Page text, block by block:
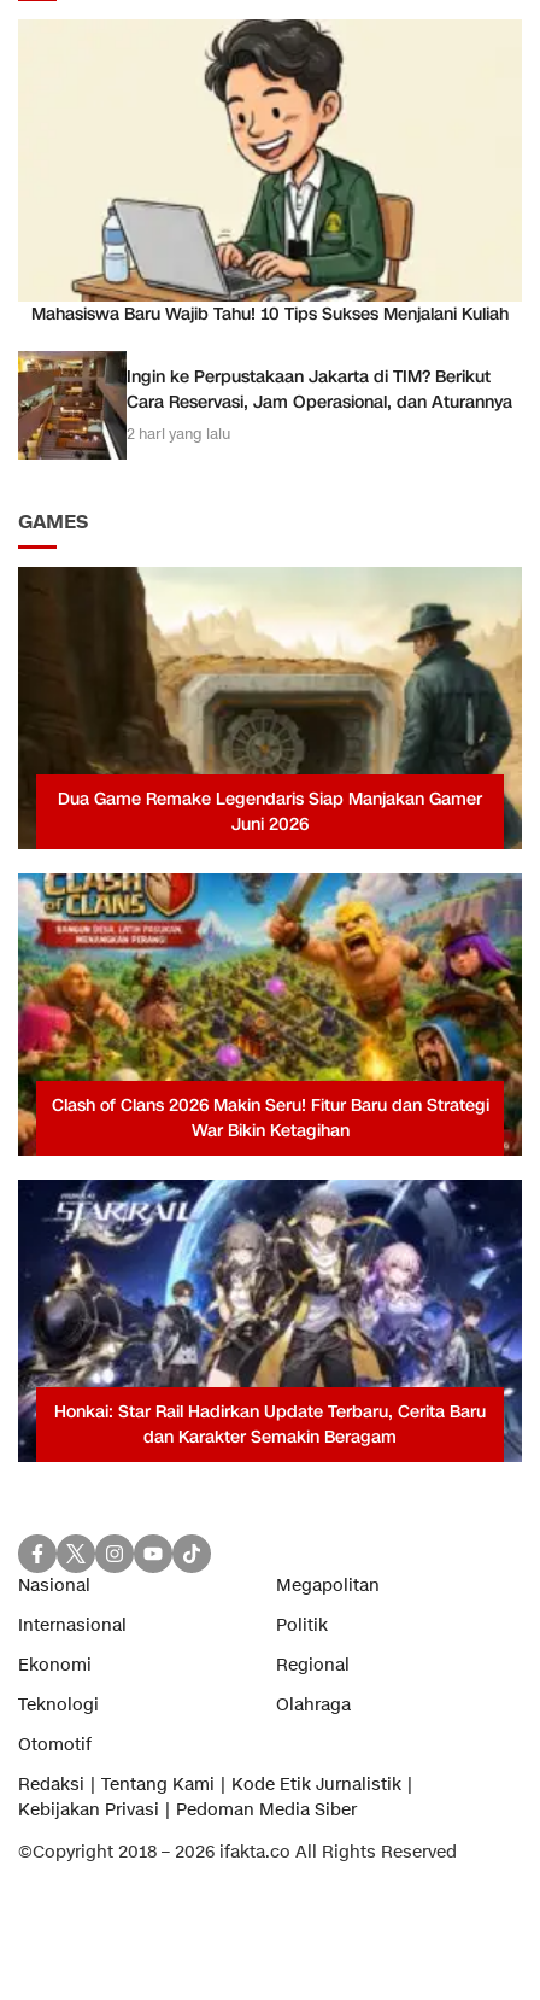
Mahasiswa Baru Wajib Tahu! 10 Tips Sukses Menjalani Kuliah
Ingin ke Perpustakaan Jakarta di TIM? Berikut
Cara Reservasi, Jam Operasional, dan Aturannya
2 hari yang lalu
GAMES
Dua Game Remake Legendaris Siap Manjakan Gamer
Juni 2026
Clash of Clans 2026 Makin Seru! Fitur Baru dan Strategi
War Bikin Ketagihan
Honkai: Star Rail Hadirkan Update Terbaru, Cerita Baru
dan Karakter Semakin Beragam
Nasional
Megapolitan
Internasional
Politik
Ekonomi
Regional
Teknologi
Olahraga
Otomotif
Redaksi
Tentang Kami
Kode Etik Jurnalistik
Kebijakan Privasi
Pedoman Media Siber
©Copyright 2018 – 2026 ifakta.co All Rights Reserved